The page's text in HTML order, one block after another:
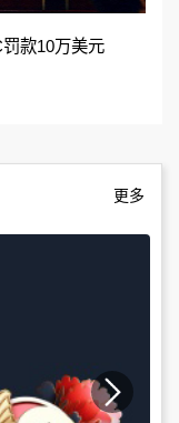
款10万美元
更多